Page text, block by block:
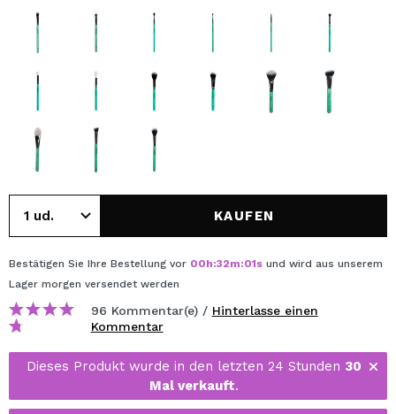
KAUFEN
Bestätigen Sie Ihre Bestellung vor 00h:32m:01s und wird aus unserem
Lager morgen versendet werden
96 Kommentar(e) / Hinterlasse einen
Kommentar
Dieses Produkt wurde in den letzten 24 Stunden 30
Mal verkauft.